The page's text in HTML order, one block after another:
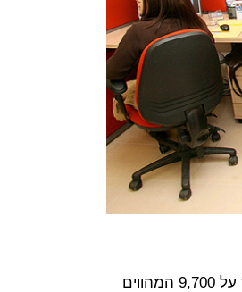
נכון לשנת 2018 מספר השכירים החרדים העובדים בתחום עמד על 9,700 המהווים